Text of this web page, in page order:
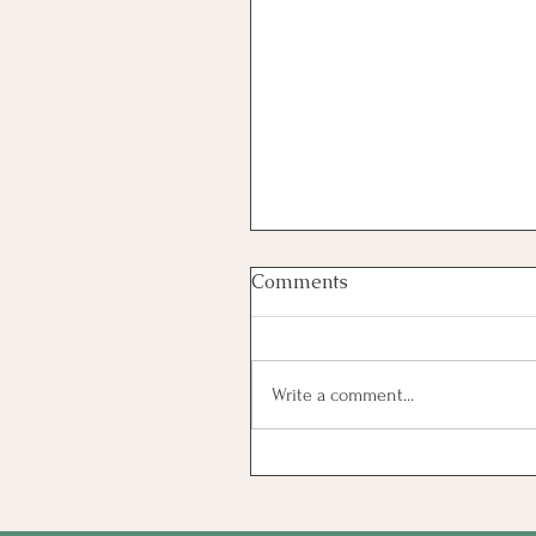
קרקר כוסמת
Comments
Write a comment...